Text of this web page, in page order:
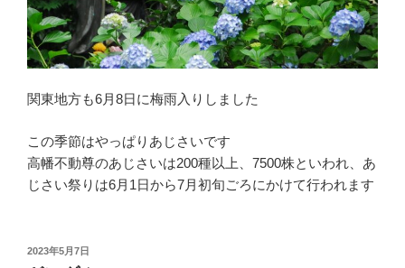
関東地方も6月8日に梅雨入りしました
この季節はやっぱりあじさいです
高幡不動尊のあじさいは200種以上、7500株といわれ、あ
じさい祭りは6月1日から7月初旬ごろにかけて行われます
投
2023年5月7日